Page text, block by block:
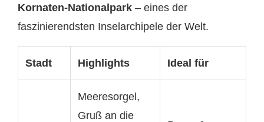
Kornaten-Nationalpark – eines der
faszinierendsten Inselarchipele der Welt.
Stadt Highlights Ideal für
Meeresorgel,
Gruß an die